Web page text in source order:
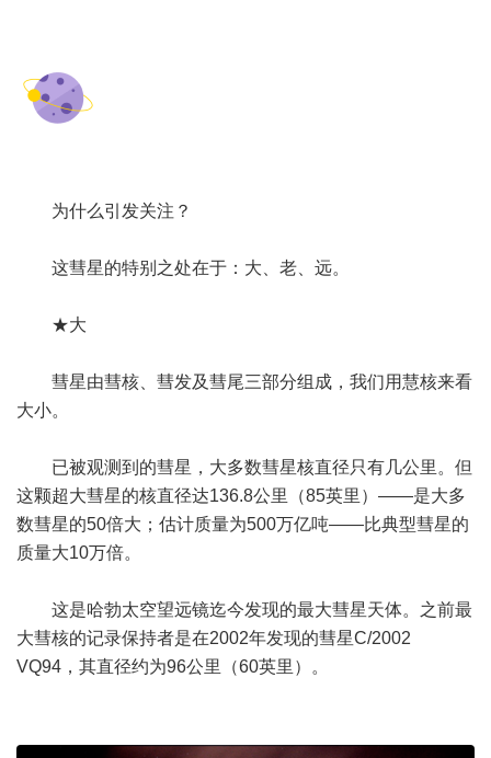
为什么引发关注？
这彗星的特别之处在于：大、老、远。
★大
彗星由彗核、彗发及彗尾三部分组成，我们用慧核来看
大小。
已被观测到的彗星，大多数彗星核直径只有几公里。但
这颗超大彗星的核直径达136.8公里（85英里）——是大多
数彗星的50倍大；估计质量为500万亿吨——比典型彗星的
质量大10万倍。
这是哈勃太空望远镜迄今发现的最大彗星天体。之前最
大彗核的记录保持者是在2002年发现的彗星C/2002
VQ94，其直径约为96公里（60英里）。